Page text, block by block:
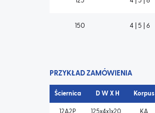
150 4 | 5 | 6
PRZYKŁAD ZAMÓWIENIA
Ściernica D W X H Korpus